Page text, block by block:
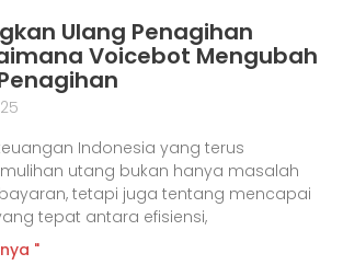
Ulang Penagihan
Voicebot Mengubah
Indonesia yang terus
utang bukan hanya masalah
tetapi juga tentang mencapai
tepat antara efisiensi,
"